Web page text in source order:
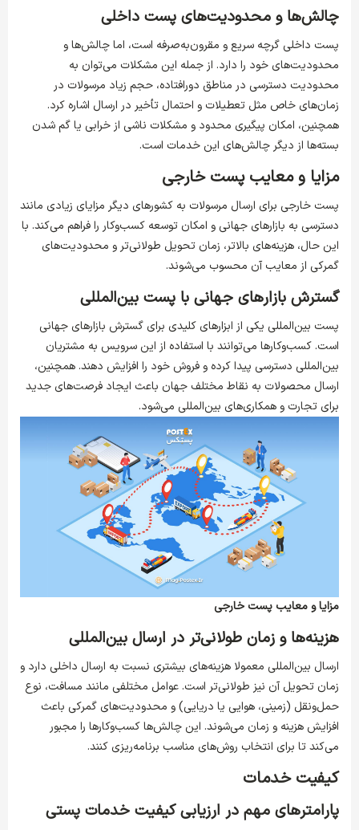
چالش‌ها و محدودیت‌های پست داخلی
پست داخلی گرچه سریع و مقرون‌به‌صرفه است، اما چالش‌ها و
محدودیت‌های خود را دارد. از جمله این مشکلات می‌توان به
محدودیت دسترسی در مناطق دورافتاده، حجم زیاد مرسولات در
زمان‌های خاص مثل تعطیلات و احتمال تأخیر در ارسال اشاره کرد.
همچنین، امکان پیگیری محدود و مشکلات ناشی از خرابی یا گم شدن
بسته‌ها از دیگر چالش‌های این خدمات است.
مزایا و معایب پست خارجی
پست خارجی برای ارسال مرسولات به کشورهای دیگر مزایای زیادی مانند
دسترسی به بازارهای جهانی و امکان توسعه کسب‌وکار را فراهم می‌کند. با
این حال، هزینه‌های بالاتر، زمان تحویل طولانی‌تر و محدودیت‌های
گمرکی از معایب آن محسوب می‌شوند.
گسترش بازارهای جهانی با پست بین‌المللی
پست بین‌المللی یکی از ابزارهای کلیدی برای گسترش بازارهای جهانی
است. کسب‌وکارها می‌توانند با استفاده از این سرویس به مشتریان
بین‌المللی دسترسی پیدا کرده و فروش خود را افزایش دهند. همچنین،
ارسال محصولات به نقاط مختلف جهان باعث ایجاد فرصت‌های جدید
برای تجارت و همکاری‌های بین‌المللی می‌شود.
مزایا و معایب پست خارجی
هزینه‌ها و زمان طولانی‌تر در ارسال بین‌المللی
ارسال بین‌المللی معمولا هزینه‌های بیشتری نسبت به ارسال داخلی دارد و
زمان تحویل آن نیز طولانی‌تر است. عوامل مختلفی مانند مسافت، نوع
حمل‌ونقل (زمینی، هوایی یا دریایی) و محدودیت‌های گمرکی باعث
افزایش هزینه و زمان می‌شوند. این چالش‌ها کسب‌وکارها را مجبور
می‌کند تا برای انتخاب روش‌های مناسب برنامه‌ریزی کنند.
کیفیت خدمات
پارامترهای مهم در ارزیابی کیفیت خدمات پستی